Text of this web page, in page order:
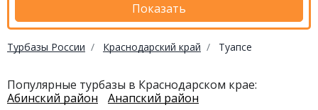
Показать
Турбазы России Краснодарский край Туапсе
Популярные турбазы в Краснодарском крае:
Абинский район
Анапский район
Красноборский район
Онежский район
Северодвинск Устьянский район